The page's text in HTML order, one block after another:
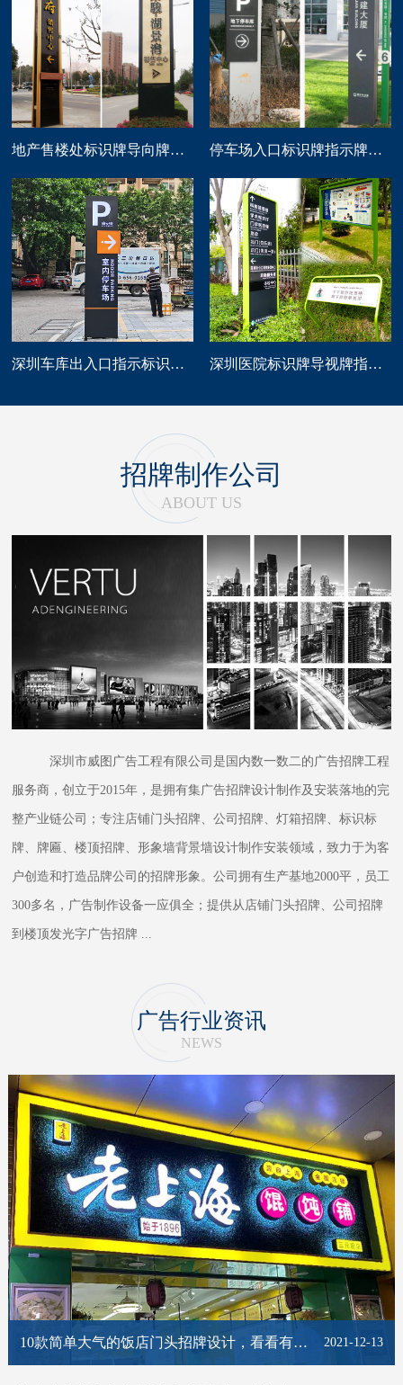
地产售楼处标识牌导向牌精神堡垒制作 停车场入口标识牌指示牌导向牌定做
深圳车库出入口指示标识牌制作 深圳医院标识牌导视牌指示路牌设计制作
招牌制作公司
ABOUT US
深圳市威图广告工程有限公司是国内数一数二的广告招牌工程
服务商，创立于2015年，是拥有集广告招牌设计制作及安装落地的完
整产业链公司；专注店铺门头招牌、公司招牌、灯箱招牌、标识标
牌、牌匾、楼顶招牌、形象墙背景墙设计制作安装领域，致力于为客
户创造和打造品牌公司的招牌形象。公司拥有生产基地2000平，员工
300多名，广告制作设备一应俱全；提供从店铺门头招牌、公司招牌
到楼顶发光字广告招牌
广告行业资讯
NEWS
2021-12-13
10款简单大气的饭店门头招牌设计，看看有你喜欢的那一款吗？